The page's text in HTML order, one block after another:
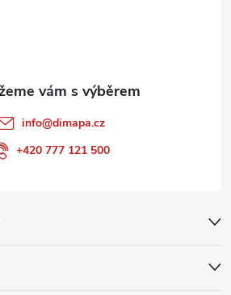
info@dimapa.cz
+420 777 121 500